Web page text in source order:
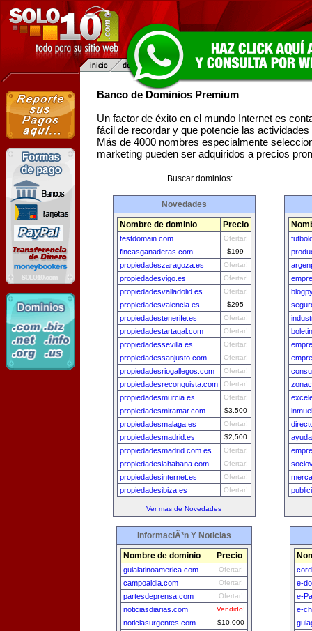
Banco de Dominios Premium
Un factor de éxito en el mundo Internet es
fácil de recordar y que potencie las
Más de 4000 nombres especialmente
marketing pueden ser adquiridos a precios
Buscar dominios:
Novedades
Nombre de dominio Precio
testdomain.com Ofertar!
fincasganaderas.com $199
propiedadeszaragoza.es Ofertar!
propiedadesvigo.es Ofertar!
propiedadesvalladolid.es Ofertar!
propiedadesvalencia.es $295
propiedadestenerife.es Ofertar!
propiedadestartagal.com Ofertar!
propiedadessevilla.es Ofertar!
propiedadessanjusto.com Ofertar!
propiedadesriogallegos.com Ofertar!
propiedadesreconquista.com Ofertar!
propiedadesmurcia.es Ofertar!
propiedadesmiramar.com $3,500
propiedadesmalaga.es Ofertar!
propiedadesmadrid.es $2,500
propiedadesmadrid.com.es Ofertar!
propiedadeslahabana.com Ofertar!
propiedadesinternet.es Ofertar!
propiedadesibiza.es Ofertar!
Ver mas de Novedades
InformaciÃ³n Y Noticias
Nombre de dominio Precio
guialatinoamerica.com Ofertar!
campoaldia.com Ofertar!
partesdeprensa.com Ofertar!
noticiasdiarias.com Vendido!
noticiasurgentes.com $10,000
e-
e-
e-